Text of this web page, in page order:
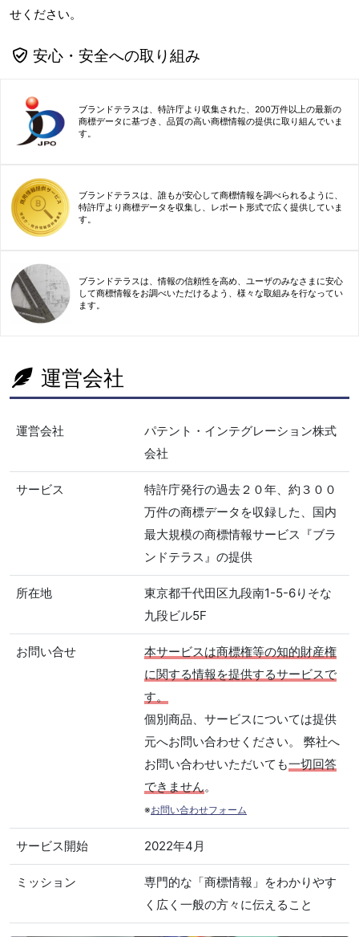
せください。
安心・安全への取り組み
ブランドテラスは、特許庁より収集された、200万件以上の最新の
商標データに基づき、品質の高い商標情報の提供に取り組んでいま
す。
ブランドテラスは、誰もが安心して商標情報を調べられるように、
特許庁より商標データを収集し、レポート形式で広く提供していま
す。
ブランドテラスは、情報の信頼性を高め、ユーザのみなさまに安心
して商標情報をお調べいただけるよう、様々な取組みを行なってい
ます。
運営会社
運営会社
パテント・インテグレーション株式
会社
サービス
特許庁発行の過去２０年、約３００
万件の商標データを収録した、国内
最大規模の商標情報サービス『ブラ
ンドテラス』の提供
所在地
東京都千代田区九段南1-5-6りそな
九段ビル5F
お問い合せ
本サービスは商標権等の知的財産権
に関する情報を提供するサービスで
す。
個別商品、サービスについては提供
元へお問い合わせください。 弊社へ
お問い合わせいただいても一切回答
できません。
※お問い合わせフォーム
サービス開始 2022年4月
ミッション
専門的な「商標情報」をわかりやす
く広く一般の方々に伝えること